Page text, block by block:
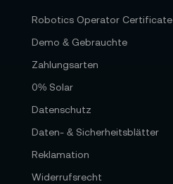
Robotics Operator Certificate
Demo & Gebrauchte
Zahlungsarten
0% Solar
Datenschutz
Daten- & Sicherheitsblätter
Reklamation
Widerrufsrecht